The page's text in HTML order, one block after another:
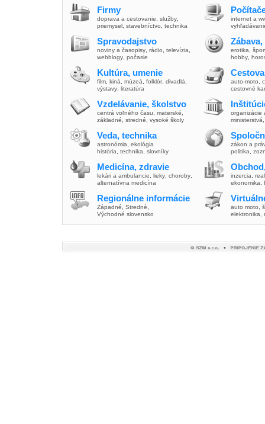
Firmy
doprava a cestovanie služby
priemysel stavebníctvo technika
Spravodajstvo
noviny a časopisy rádio televízia
webblogy počasie
Kultúra, umenie
film kiná múzeá folklór, divadlá
výstavy literatúra
Vzdelávanie, školstvo
centrá voľného času materské
základné
stredné vysoké školy
Veda, technika
astronómia
ekológia
história
technika slovníky
Medicína, zdravie
lekári a ambulancie lieky choroby
alternatívna medicína
Regionálne informácie
Západné Stredné
Východné slovensko
internet a
erotika
hobby
auto-moto
cestovné
organizácie
ministerstvá
zákon a
politika
inzercia
ekonomika
auto moto
elektronika,